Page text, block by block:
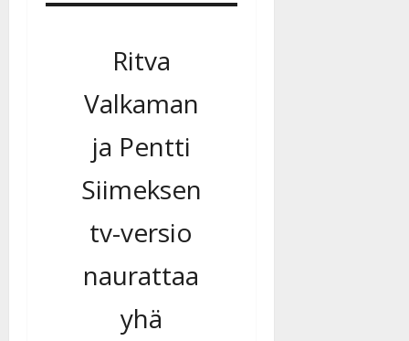
Ritva
Valkaman
ja Pentti
Siimeksen
tv-versio
naurattaa
yhä